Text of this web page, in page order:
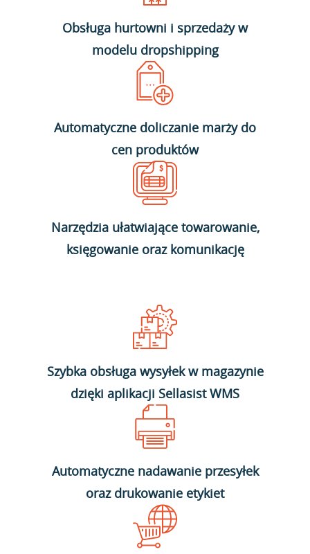
Obsługa hurtowni i sprzedaży w
modelu dropshipping
Automatyczne doliczanie marży do
cen produktów
Narzędzia ułatwiające towarowanie,
księgowanie oraz komunikację
Szybka obsługa wysyłek w magazynie
dzięki aplikacji Sellasist WMS
Automatyczne nadawanie przesyłek
oraz drukowanie etykiet